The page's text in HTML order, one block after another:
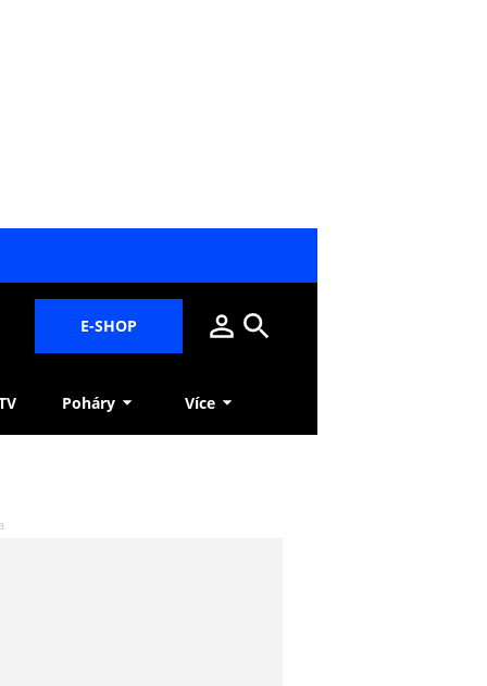
E-SHOP
Poháry Více